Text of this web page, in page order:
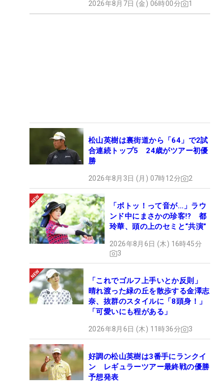
2026年8月7日 (金) 06時00分 1
松山英樹は裏街道から「64」で2試
合連続トップ5 24歳がツアー初優
勝
2026年8月3日 (月) 07時12分 2
「ボトッ！って音が…」ラウ
ンド中にまさかの珍客!? 都
玲華、頭の上のセミと“共演”
2026年8月6日 (木) 16時45分
3
「これでゴルフ上手いとか反則」
晴れ渡った緑の丘を散歩する金澤志
奈、抜群のスタイルに「8頭身！」
「可愛いにも程がある」
2026年8月6日 (木) 11時36分 3
好調の松山英樹は3番手にランクイ
ン レギュラーツアー最終戦の優勝
予想発表